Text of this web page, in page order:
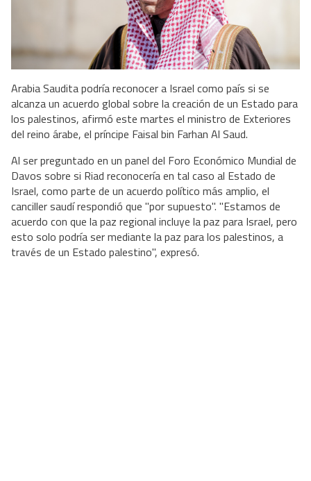
Arabia Saudita podría reconocer a Israel como país si se
alcanza un acuerdo global sobre la creación de un Estado para
los palestinos, afirmó este martes el ministro de Exteriores
del reino árabe, el príncipe Faisal bin Farhan Al Saud.
Al ser preguntado en un panel del Foro Económico Mundial de
Davos sobre si Riad reconocería en tal caso al Estado de
Israel, como parte de un acuerdo político más amplio, el
canciller saudí respondió que "por supuesto". "Estamos de
acuerdo con que la paz regional incluye la paz para Israel, pero
esto solo podría ser mediante la paz para los palestinos, a
través de un Estado palestino", expresó.